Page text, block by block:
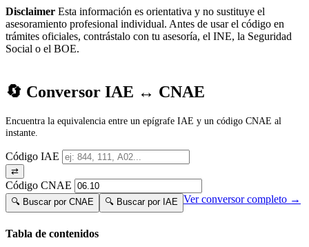
Disclaimer Esta información es orientativa y no sustituye el
asesoramiento profesional individual. Antes de usar el código en
trámites oficiales, contrástalo con tu asesoría, el INE, la Seguridad
Social o el BOE.
🔄 Conversor IAE ↔ CNAE
Encuentra la equivalencia entre un epígrafe IAE y un código CNAE al
instante.
Código IAE
⇄
Código CNAE
🔍 Buscar por CNAE 🔍 Buscar por IAE Ver conversor completo →
Tabla de contenidos